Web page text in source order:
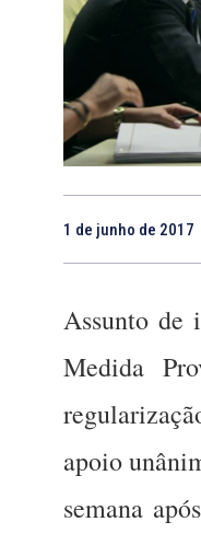
1 de junho de 2017
Assunto de
Medida
apoio
semana